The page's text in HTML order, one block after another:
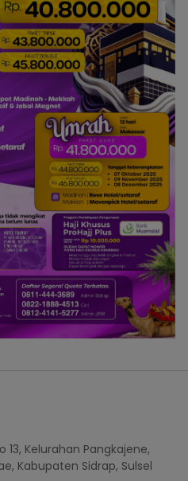
13, Kelurahan Pangkajene,
Kabupaten Sidrap, Sulsel